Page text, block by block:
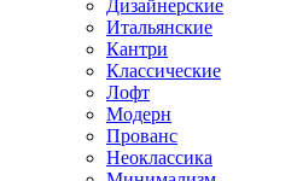
Дизайнерские
Итальянские
Кантри
Классические
Лофт
Модерн
Прованс
Неоклассика